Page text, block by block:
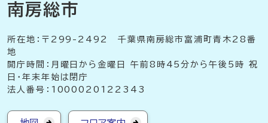
南房総市
所在地：〒299-2492 千葉県南房総市富浦町青木28番
地
開庁時間：月曜日から金曜日 午前8時45分から午後5時 祝
日・年末年始は閉庁
法人番号：1000020122343